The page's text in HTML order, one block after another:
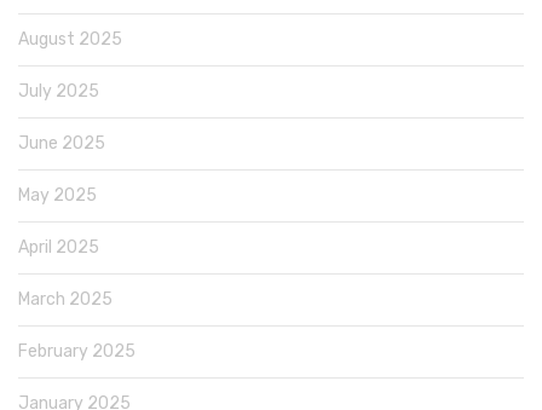
August 2025
July 2025
June 2025
May 2025
April 2025
March 2025
February 2025
January 2025